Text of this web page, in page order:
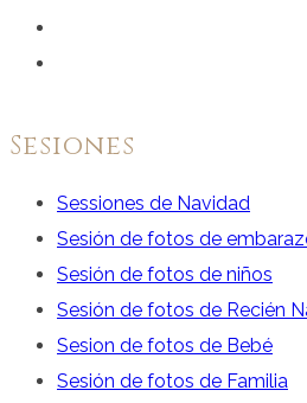
facebook.com
Facebook
de
en
Instagram
Sesiones
Sessiones de Navidad
Sesión de fotos de
Sesión de fotos de niños
Sesión de fotos de Recién
Sesion de fotos de Bebé
Sesión de fotos de Familia